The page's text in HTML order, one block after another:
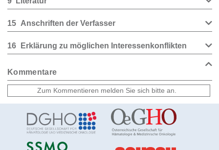
15 Anschriften der Verfasser
16 Erklärung zu möglichen Interessenkonflikten
Kommentare